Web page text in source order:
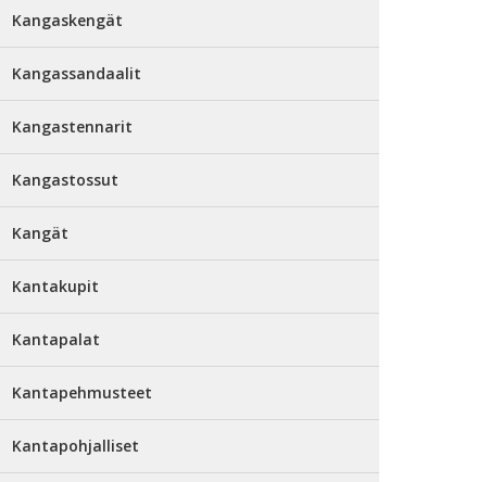
Kangaskengät
Kangassandaalit
Kangastennarit
Kangastossut
Kangät
Kantakupit
Kantapalat
Kantapehmusteet
Kantapohjalliset